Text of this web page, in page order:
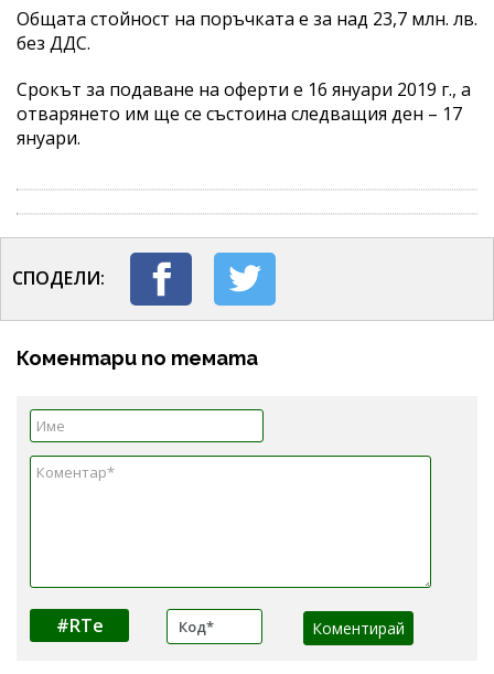
Общата стойност на поръчката е за над 23,7 млн. лв.
без ДДС.
Срокът за подаване на оферти е 16 януари 2019 г., а
отварянето им ще се състоина следващия ден – 17
януари.
СПОДЕЛИ:
Коментари по темата
#RTe